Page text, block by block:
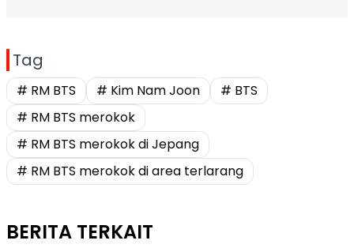
Tag
# RM BTS # Kim Nam Joon
# BTS
# RM BTS merokok
# RM BTS merokok di Jepang
# RM BTS merokok di area terlarang
BERITA TERKAIT